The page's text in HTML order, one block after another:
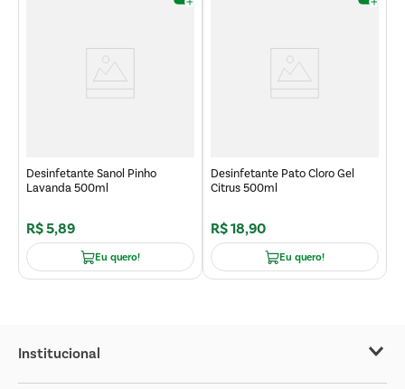
Desinfetante Sanol Pinho
Lavanda 500ml
R$5,89
Eu quero!
Desinfetante Pato Cloro Gel
Citrus 500ml
R$18,90
Eu quero!
Institucional
Sobre o Covabra